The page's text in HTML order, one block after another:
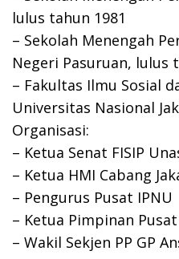
lulus tahun 1981
– Sekolah Menengah
Negeri Pasuruan, lulus
– Fakultas Ilmu Sosial
Universitas Nasional
Organisasi:
– Ketua Senat FISIP
– Ketua HMI Cabang
– Pengurus Pusat IPNU
– Ketua Pimpinan
– Wakil Sekjen PP GP